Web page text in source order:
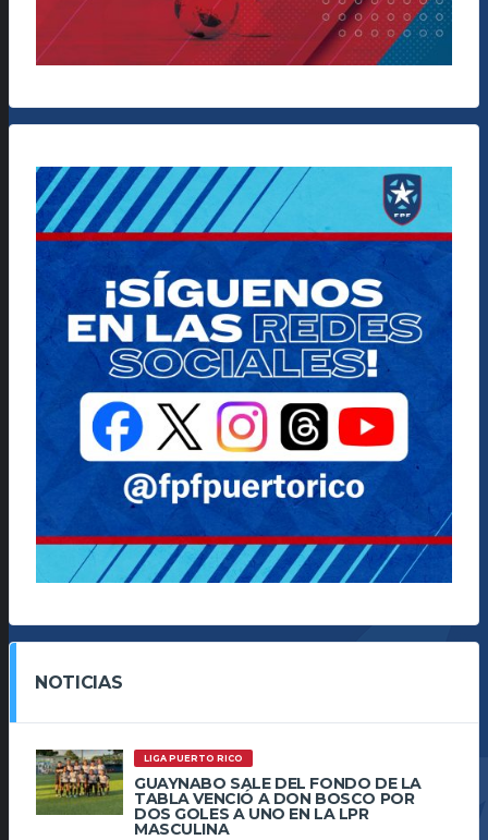
NOTICIAS
LIGA PUERTO RICO
GUAYNABO SALE DEL FONDO DE LA
TABLA VENCIÓ A DON BOSCO POR
DOS GOLES A UNO EN LA LPR
MASCULINA